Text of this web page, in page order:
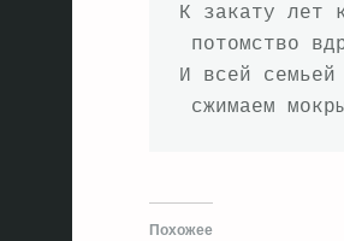
К закату лет
потомство
И всей
сжимаем
Похожее